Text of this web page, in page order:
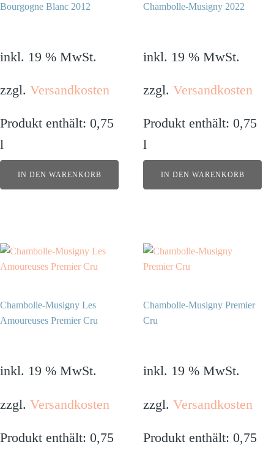
Bourgogne Blanc 2012
inkl. 19 % MwSt.
zzgl. Versandkosten
Produkt enthält: 0,75
l
IN DEN WARENKORB
Chambolle-Musigny 2022
inkl. 19 % MwSt.
zzgl.Versandkosten
Produkt enthält: 0,75
l
IN DEN WARENKORB
Chambolle-Musigny Les
Amoureuses Premier Cru
inkl. 19 % MwSt.
zzgl. Versandkosten
Produkt enthält: 0,75
Chambolle-Musigny Premier
Cru
inkl. 19 % MwSt.
zzgl.Versandkosten
Produkt enthält: 0,75